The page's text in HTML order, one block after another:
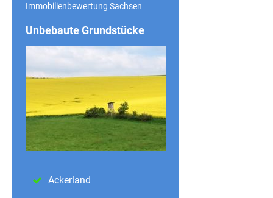
Immobilienbewertung Sachsen
Unbebaute Grundstücke
Ackerland